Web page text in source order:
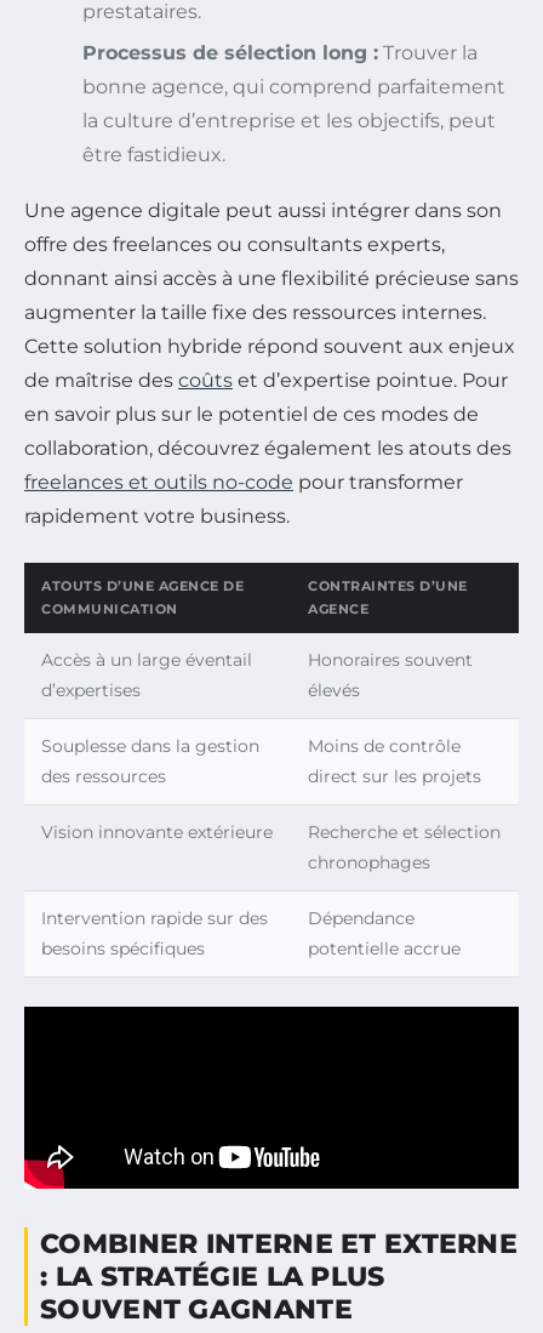
prestataires.
Processus de sélection long : Trouver la
bonne agence, qui comprend parfaitement
la culture d’entreprise et les objectifs, peut
être fastidieux.
Une agence digitale peut aussi intégrer dans son
offre des freelances ou consultants experts,
donnant ainsi accès à une flexibilité précieuse sans
augmenter la taille fixe des ressources internes.
Cette solution hybride répond souvent aux enjeux
de maîtrise des coûts et d’expertise pointue. Pour
en savoir plus sur le potentiel de ces modes de
collaboration, découvrez également les atouts des
freelances et outils no-code pour transformer
rapidement votre business.
ATOUTS D’UNE AGENCE DE
COMMUNICATION
CONTRAINTES D’UNE
AGENCE
Accès à un large éventail
d’expertises
Honoraires souvent
élevés
Souplesse dans la gestion
des ressources
Moins de contrôle
direct sur les projets
Vision innovante extérieure
Recherche et sélection
chronophages
Intervention rapide sur des
besoins spécifiques
Dépendance
potentielle accrue
COMBINER INTERNE ET EXTERNE
: LA STRATÉGIE LA PLUS
SOUVENT GAGNANTE